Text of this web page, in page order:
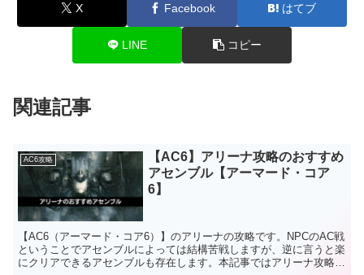
X Facebook はてブ
LINE コピー
関連記事
AC6攻略
【AC6】アリーナ攻略のおすすめ
アセンブル【アーマード・コア
6】
【AC6（アーマード・コア6）】のアリーナの攻略です。NPCのAC戦
ということでアセンブルによっては結構苦戦しますが、逆に言うと楽
にクリアできるアセンブルも存在します。本記事ではアリーナ攻略の